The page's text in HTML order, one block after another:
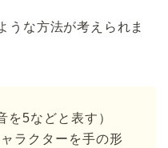
うな方法が考えられま
を5などと表す）
ラクターを手の形